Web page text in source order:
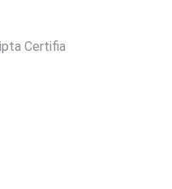
Certifia